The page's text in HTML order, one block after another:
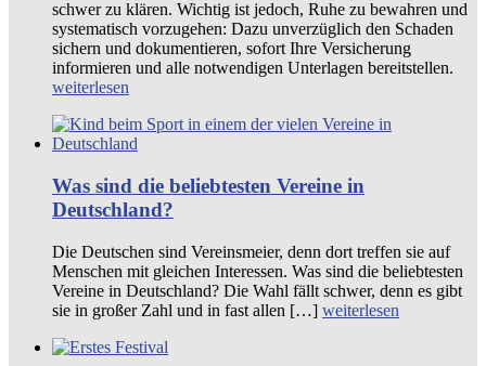
schwer zu klären. Wichtig ist jedoch, Ruhe zu bewahren und
systematisch vorzugehen: Dazu unverzüglich den Schaden
sichern und dokumentieren, sofort Ihre Versicherung
informieren und alle notwendigen Unterlagen bereitstellen.
weiterlesen
Was sind die beliebtesten Vereine in
Deutschland?
Die Deutschen sind Vereinsmeier, denn dort treffen sie auf
Menschen mit gleichen Interessen. Was sind die beliebtesten
Vereine in Deutschland? Die Wahl fällt schwer, denn es gibt
sie in großer Zahl und in fast allen […] weiterlesen